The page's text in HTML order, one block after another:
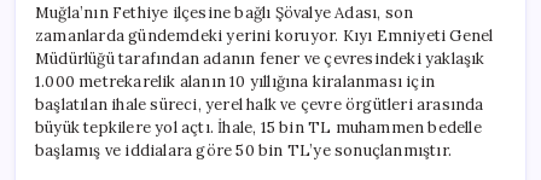
Kişilik
Adada
1000
Kişilik
Turizm
Tesisi
Planlanıyor
için
Muğla’nın Fethiye ilçesine bağlı Şövalye Adası, son
zamanlarda gündemdeki yerini koruyor. Kıyı Emniyeti Genel
Müdürlüğü tarafından adanın fener ve çevresindeki yaklaşık
1.000 metrekarelik alanın 10 yıllığına kiralanması için
başlatılan ihale süreci, yerel halk ve çevre örgütleri arasında
büyük tepkilere yol açtı. İhale, 15 bin TL muhammen bedelle
başlamış ve iddialara göre 50 bin TL’ye sonuçlanmıştır.